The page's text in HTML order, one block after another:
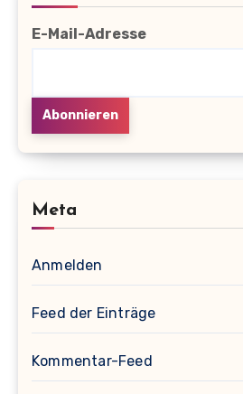
E-Mail-Adresse
Meta
Anmelden
Feed der Einträge
Kommentar-Feed